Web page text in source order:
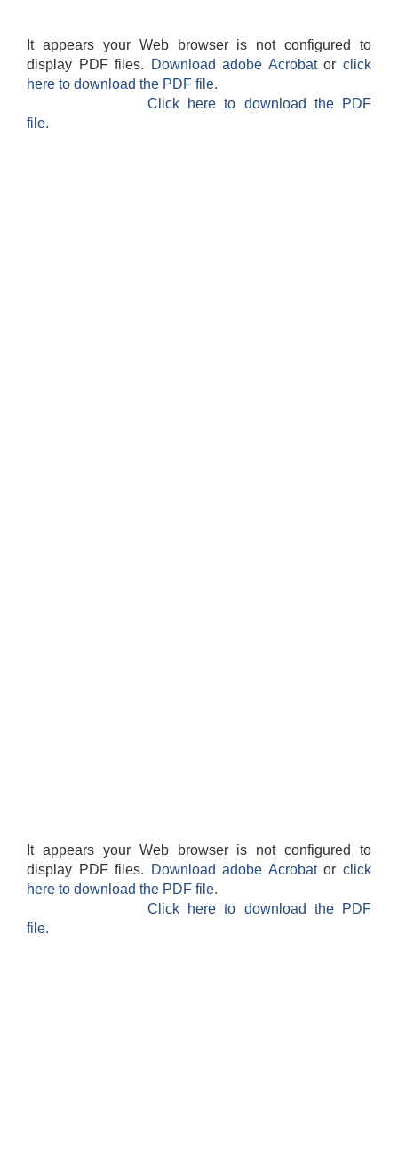
It appears your Web browser is not configured to
display PDF files.
Download adobe Acrobatorclick
here to download the PDF file.
Click here to download the PDF
file.
It appears your Web browser is not configured to
display PDF files.
Download adobe Acrobatorclick
here to download the PDF file.
Click here to download the PDF
file.